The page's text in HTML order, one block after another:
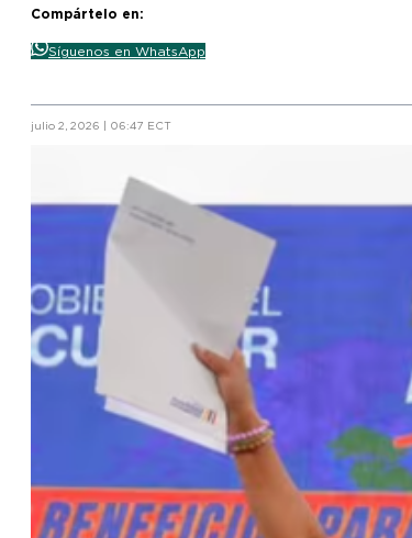
Compártelo en:
Síguenos en WhatsApp
julio 2, 2026 | 06:47 ECT